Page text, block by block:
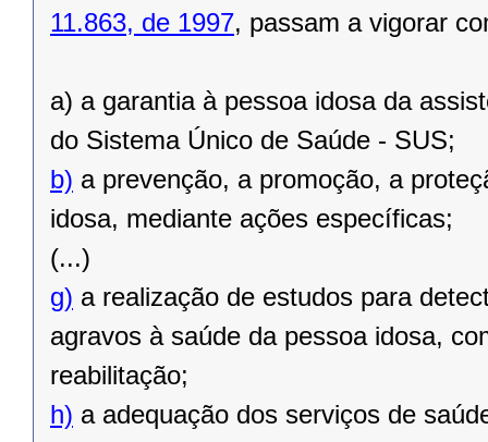
11.863, de 1997, passam a vigorar
a) a garantia à pessoa idosa da
do Sistema Único de Saúde - SUS;
b) a prevenção, a promoção, a
idosa, mediante ações específicas;
(...)
g) a realização de estudos para
agravos à saúde da pessoa idosa,
reabilitação;
h) a adequação dos serviços de